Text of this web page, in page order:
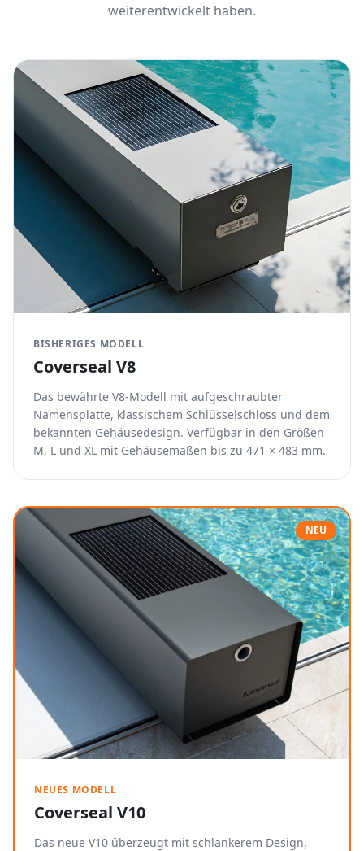
weiterentwickelt haben.
BISHERIGES MODELL
Coverseal V8
Das bewährte V8-Modell mit aufgeschraubter
Namensplatte, klassischem Schlüsselschloss und dem
bekannten Gehäusedesign. Verfügbar in den Größen
M, L und XL mit Gehäusemaßen bis zu 471 × 483 mm.
NEU
NEUES MODELL
Coverseal V10
Das neue V10 überzeugt mit schlankerem Design,